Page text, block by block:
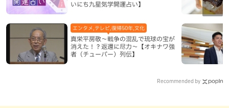
いにち九星気学開運占い】
真栄平房敬～戦争の混乱で琉球の宝が
消えた！？返還に尽力～【オキナワ強
者（チューバー）列伝】
エンタメ,テレビ,復帰50年,文化
Recommended by